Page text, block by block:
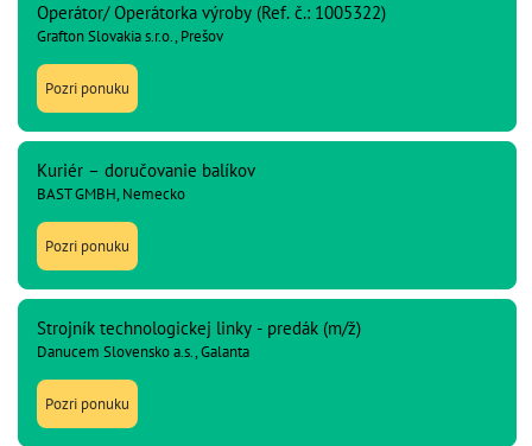
Operátor/ Operátorka výroby (Ref. č.: 1005322)
Grafton Slovakia s.r.o., Prešov
Pozri ponuku
Kuriér – doručovanie balíkov
BAST GMBH, Nemecko
Pozri ponuku
Strojník technologickej linky - predák (m/ž)
Danucem Slovensko a.s., Galanta
Pozri ponuku